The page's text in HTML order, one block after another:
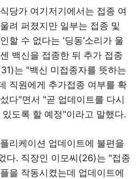
당가 여기저기에서는 접종 여
려 퍼졌지만 일부는 접종 및
할 수 없다는 ‘딩동’소리가 울
백신을 접종한 뒤 추가 접종
는 "백신 미접종자를 뜻하는
직원에게 추가접종 여부를 확
다"면서 "곧 업데이트를 다시
도록 할 예정"이라고 말했다.
리케이션 업데이트에 불편을
다. 직장인 이모씨(26)는 "접종
을 작동시켰는데 업데이트에